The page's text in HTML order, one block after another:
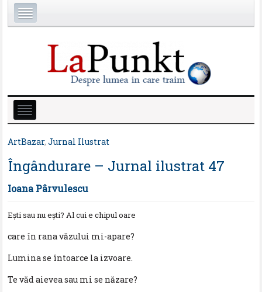
ArtBazar,Jurnal Ilustrat
Îngândurare – Jurnal ilustrat 47
Ioana Pârvulescu
Eşti sau nu eşti? Al cui e chipul oare
care în rana văzului mi-apare?
Lumina se întoarce la izvoare.
Te văd aievea sau mi se năzare?